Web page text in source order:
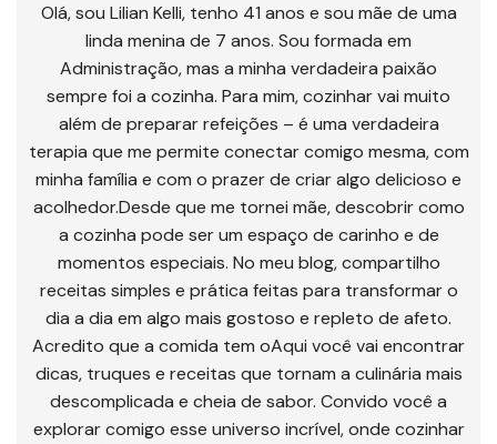
Olá, sou Lilian Kelli, tenho 41 anos e sou mãe de uma
linda menina de 7 anos. Sou formada em
Administração, mas a minha verdadeira paixão
sempre foi a cozinha. Para mim, cozinhar vai muito
além de preparar refeições – é uma verdadeira
terapia que me permite conectar comigo mesma, com
minha família e com o prazer de criar algo delicioso e
acolhedor.Desde que me tornei mãe, descobrir como
a cozinha pode ser um espaço de carinho e de
momentos especiais. No meu blog, compartilho
receitas simples e prática feitas para transformar o
dia a dia em algo mais gostoso e repleto de afeto.
Acredito que a comida tem oAqui você vai encontrar
dicas, truques e receitas que tornam a culinária mais
descomplicada e cheia de sabor. Convido você a
explorar comigo esse universo incrível, onde cozinhar